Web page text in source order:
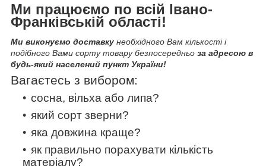
Ми працюємо по всій Івано-
Франківській області!
Ми виконуємо доставку необхідного Вам кількості і
подібного Вами сорту товару безпосередньо за адресою в
будь-який населений пункт України!
Вагаєтесь з вибором:
сосна, вільха або липа?
який сорт зверни?
яка довжина краще?
як правильно порахувати кількість
матеріалу?